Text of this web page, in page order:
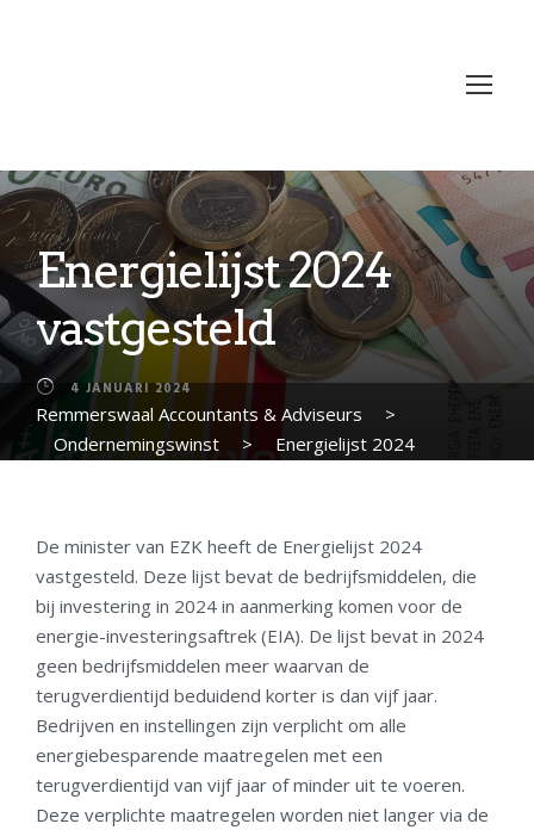
Energielijst 2024
vastgesteld
4 JANUARI 2024
Remmerswaal Accountants & Adviseurs
>
Ondernemingswinst
>
Energielijst 2024
De minister van EZK heeft de Energielijst 2024
vastgesteld. Deze lijst bevat de bedrijfsmiddelen, die
bij investering in 2024 in aanmerking komen voor de
energie-investeringsaftrek (EIA). De lijst bevat in 2024
geen bedrijfsmiddelen meer waarvan de
terugverdientijd beduidend korter is dan vijf jaar.
Bedrijven en instellingen zijn verplicht om alle
energiebesparende maatregelen met een
terugverdientijd van vijf jaar of minder uit te voeren.
Deze verplichte maatregelen worden niet langer via de